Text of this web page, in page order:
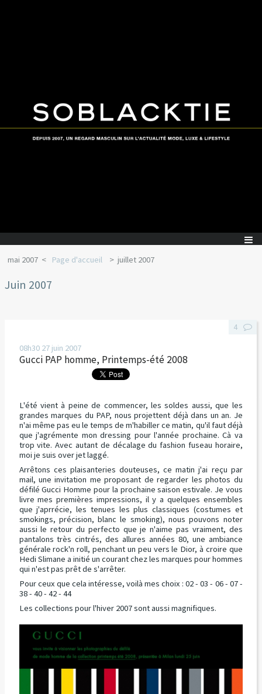
mai 2007 Page d'accueil juillet 2007
Juin 2007
08h30 27 juin 2007
Gucci PAP homme, Printemps-été 2008
L'été vient à peine de commencer, les soldes aussi, que les
grandes marques du PAP, nous projettent déjà dans un an. Je
n'ai même pas eu le temps de m'habiller ce matin, qu'il faut déjà
que j'agrémente mon dressing pour l'année prochaine. Cà va
trop vite. Avec autant de décalage du fashion fuseau horaire,
moi je suis over jet laggé.
Arrêtons ces plaisanteries douteuses, ce matin j'ai reçu par
mail, une invitation me proposant de regarder les photos du
défilé Gucci Homme pour la prochaine saison estivale. Je vous
livre mes premières impressions, il y a quelques ensembles
que j'aprrécie, les tenues les plus classiques (costumes et
smokings, précision, blanc le smoking), nous pouvons noter
aussi le retour du perfecto que je n'aime pas vraiment, des
pantalons très cintrés, des allures années 80, une ambiance
générale rock'n roll, penchant un peu vers le Dior, à croire que
Hedi Slimane a initié un courant chez les marques pour hommes
qui n'est pas prêt de s'arrêter.
Pour ceux que cela intéresse, voilà mes choix : 02 - 03 - 06 - 07 -
38 - 40 - 42 - 44
Les collections pour l'hiver 2007 sont aussi magnifiques.
4